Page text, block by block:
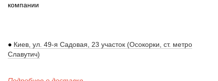
компании
● Киев, ул. 49-я Садовая, 23 участок (Осокорки, ст. метро
Славутич)